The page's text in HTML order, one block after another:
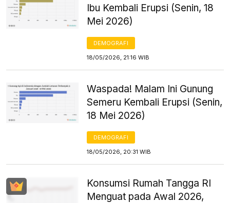
Ibu Kembali Erupsi (Senin, 18
Mei 2026)
DEMOGRAFI
18/05/2026, 21:16 WIB
Waspada! Malam Ini Gunung
Semeru Kembali Erupsi (Senin,
18 Mei 2026)
DEMOGRAFI
18/05/2026, 20:31 WIB
Konsumsi Rumah Tangga RI
Menguat pada Awal 2026,